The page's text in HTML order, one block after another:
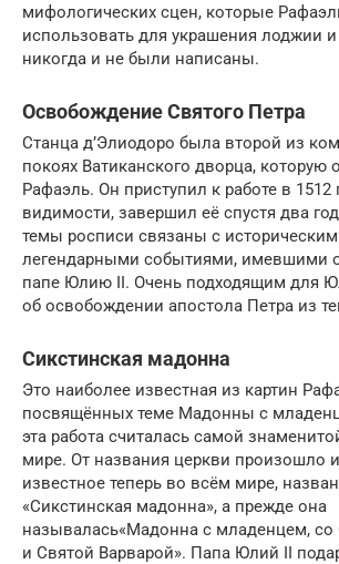
мифологических сцен, которые
использовать для украшения лоджии
никогда и не были написаны.
Освобождение Святого Петра
Станца д’Элиодоро была второй из
покоях Ватиканского дворца, которую
Рафаэль. Он приступил к работе в 1512
видимости, завершил её спустя два
темы росписи связаны с
легендарными событиями, имевшими
папе Юлию II. Очень подходящим для
об освобождении апостола Петра из
Сикстинская мадонна
Это наиболее известная из картин
посвящённых теме Мадонны с
эта работа считалась самой
мире. От названия церкви произошло
известное теперь во всём мире,
«Сикстинская мадонна», а прежде она
называлась«Мадонна с младенцем,
и Святой Варварой». Папа Юлий II